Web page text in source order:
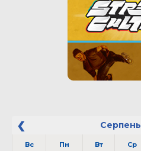
Серпень
Вс Пн Вт Ср